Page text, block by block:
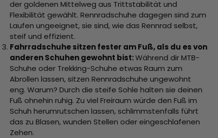
der goldenen Mittelweg aus Trittstabilität und
Flexibilität gewählt. Rennradschuhe dagegen sind zum
Laufen ungeeignet, sie sind, wie das Rennrad selbst,
steif und effizient.
Fahrradschuhe sitzen fester am Fuß, als du es von
anderen Schuhen gewohnt bist:Während dir MTB-
Schuhe oder Trekking-Schuhe etwas Raum zum
Abrollen lassen, sitzen Rennradschuhe ungewohnt
eng. Warum? Durch die steife Sohle halten sie deinen
Fuß ohnehin ruhig. Zu viel Freiraum würde den Fuß im
Schuh herumrutschen lassen, schlimmstenfalls führt
das zu Blasen, wunden Stellen oder eingeschlafenen
Zehen.